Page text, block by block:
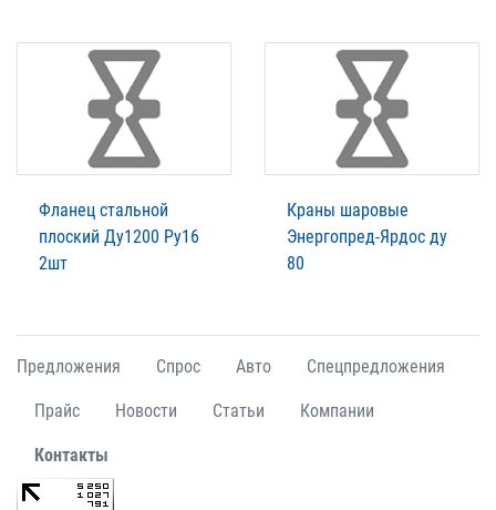
Фланец стальной
плоский Ду1200 Ру16
2шт
Краны шаровые
Энергопред-Ярдос ду
80
Предложения Спрос Авто Спецпредложения
Прайс Новости Статьи Компании
Контакты